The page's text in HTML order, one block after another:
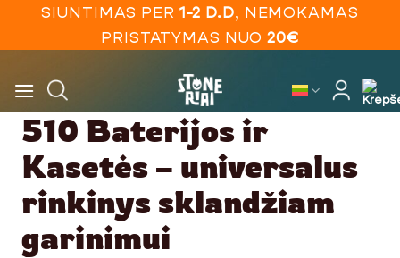
content
SIUNTIMAS PER 1-2 D.D, NEMOKAMAS
PRISTATYMAS NUO20€
510 Baterijos ir
Kasetės – universalus
rinkinys sklandžiam
garinimui